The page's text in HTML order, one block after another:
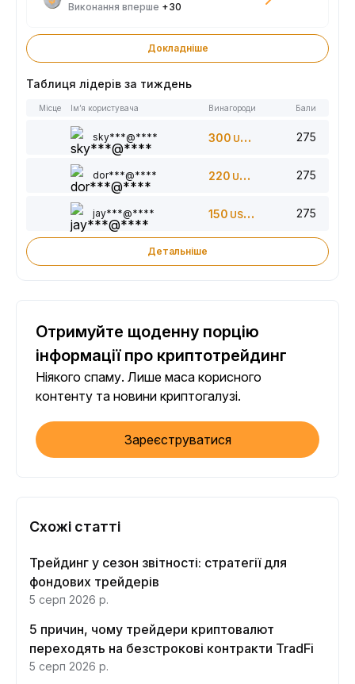
Виконання вперше +30
Докладніше
Таблиця лідерів за тиждень
Місце Ім’я користувача Винагороди Бали
sky***@**** 300 USDT 275
dor***@**** 220 USDT 275
jay***@**** 150 USDT 275
Детальніше
Отримуйте щоденну порцію
інформації про криптотрейдинг
Ніякого спаму. Лише маса корисного
контенту та новини криптогалузі.
Зареєструватися
Схожі статті
Трейдинг у сезон звітності: стратегії для
фондових трейдерів
5 серп 2026 р.
5 причин, чому трейдери криптовалют
переходять на безстрокові контракти TradFi
5 серп 2026 р.